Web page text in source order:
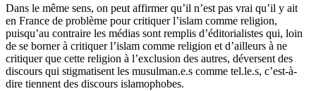
Dans le même sens, on peut affirmer qu’il n’est pas vrai qu’il y ait
en France de problème pour critiquer l’islam comme religion,
puisqu’au contraire les médias sont remplis d’éditorialistes qui, loin
de se borner à critiquer l’islam comme religion et d’ailleurs à ne
critiquer que cette religion à l’exclusion des autres, déversent des
discours qui stigmatisent les musulman.e.s comme tel.le.s, c’est-à-
dire tiennent des discours islamophobes.